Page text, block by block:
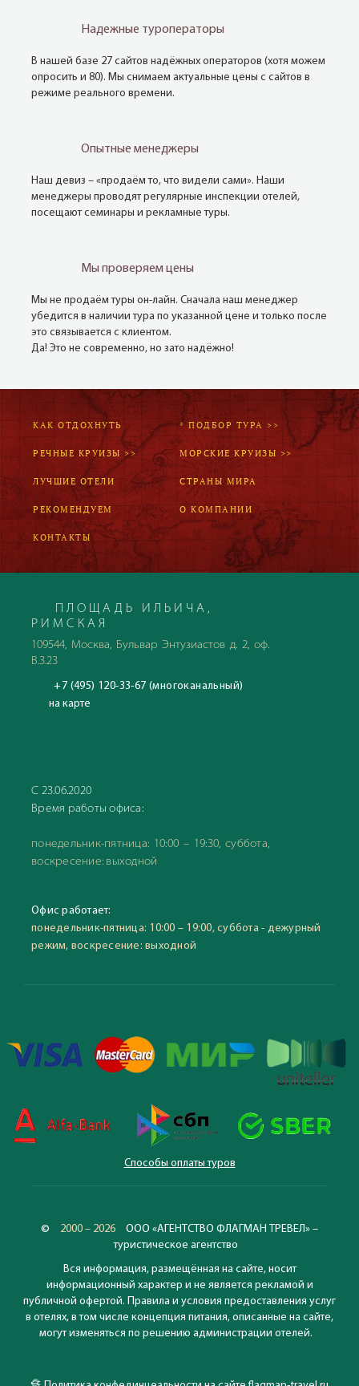
Надежные туроператоры
В нашей базе 27 сайтов надёжных операторов (хотя можем
опросить и 80). Мы снимаем актуальные цены с сайтов в
режиме реального времени.
Опытные менеджеры
Наш девиз – «продаём то, что видели сами». Наши
менеджеры проводят регулярные инспекции отелей,
посещают семинары и рекламные туры.
Мы проверяем цены
Мы не продаём туры он-лайн. Сначала наш менеджер
убедится в наличии тура по указанной цене и только после
это связывается с клиентом.
Да! Это не современно, но зато надёжно!
КАК ОТДОХНУТЬ * ПОДБОР ТУРА >>
РЕЧНЫЕ КРУИЗЫ >> МОРСКИЕ КРУИЗЫ >>
ЛУЧШИЕ ОТЕЛИ СТРАНЫ МИРА
РЕКОМЕНДУЕМ О КОМПАНИИ
КОНТАКТЫ
ПЛОЩАДЬ ИЛЬИЧА,
РИМСКАЯ
109544, Москва, Бульвар Энтузиастов д. 2, оф.
В.3.23
+7 (495) 120-33-67 (многоканальный)
на карте
С 23.06.2020
Время работы офиса:
понедельник-пятница: 10:00 – 19:30, суббота,
воскресение: выходной
Офис работает:
понедельник-пятница: 10:00 – 19:00, суббота - дежурный
режим, воскресение: выходной
Способы оплаты туров
© 2000 – 2026
ООО «АГЕНТСТВО ФЛАГМАН ТРЕВЕЛ» –
туристическое агентство
Вся информация, размещённая на сайте, носит
информационный характер и не является рекламой и
публичной офертой. Правила и условия предоставления услуг
в отелях, в том числе концепция питания, описанные на сайте,
могут изменяться по решению администрации отелей.